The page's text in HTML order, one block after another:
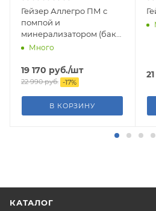
Гейзер Аллегро ПМ с
помпой и
минерализатором (бак
12 л)Много
19 170 руб./шт
22 990руб. -17%
В КОРЗИНУ
КАТАЛОГ